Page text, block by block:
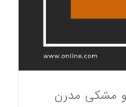
و مشکی مدرن